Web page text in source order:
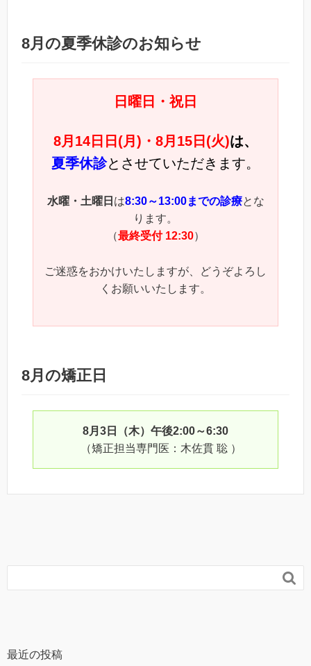
8月の夏季休診のお知らせ
日曜日・祝日
8月14日日(月)・8月15日(火)は、
夏季休診とさせていただきます。
水曜・土曜日 は8:30～13:00までの診療とな
ります。
（最終受付 12:30）
ご迷惑をおかけいたしますが、どうぞよろし
くお願いいたします。
8月の矯正日
8月3日（木）午後2:00～6:30
（矯正担当専門医：木佐貫 聡 ）

最近の投稿